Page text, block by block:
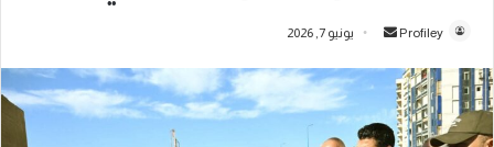
Profiley
س
ب
يونيو 7, 2026